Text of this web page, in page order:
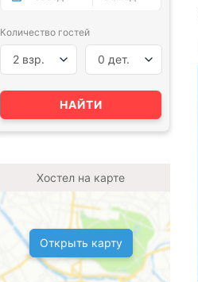
Количество гостей
2 взр. 0 дет.
НАЙТИ
Хостел на карте
Открыть карту